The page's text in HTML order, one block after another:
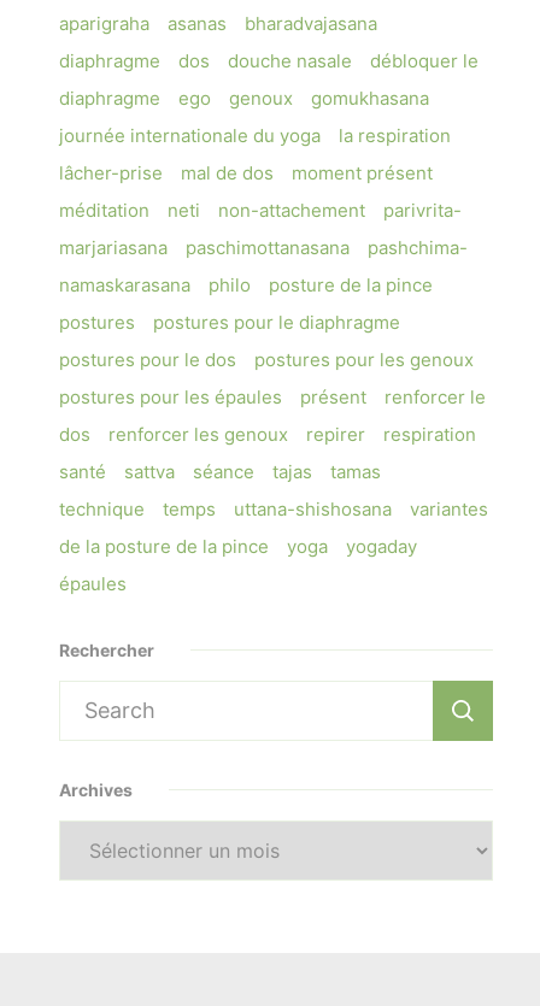
aparigraha asanas
bharadvajasana
diaphragme
dos douche nasale
débloquer le
diaphragme
ego genoux
gomukhasana
journée internationale du yoga
la respiration
lâcher-prise
mal de dos
moment présent
méditation
neti non-attachement
parivrita-
marjariasana
paschimottanasana
pashchima-
namaskarasana
philo
posture de la pince
postures
postures pour le diaphragme
postures pour le dos
postures pour les genoux
postures pour les épaules
présent
renforcer le
dos
renforcer les genoux repirer
respiration
santé
sattva séance tajas
tamas
technique
temps uttana-shishosana
variantes
de la posture de la pince
yoga
yogaday
épaules
Rechercher
Search
for:
Archives
Archives